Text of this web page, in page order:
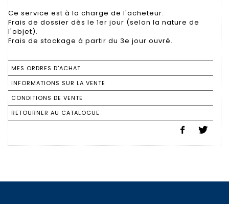
Ce service est à la charge de l'acheteur.
Frais de dossier dès le 1er jour (selon la nature de
l'objet).
Frais de stockage à partir du 3e jour ouvré.
MES ORDRES D'ACHAT
INFORMATIONS SUR LA VENTE
CONDITIONS DE VENTE
RETOURNER AU CATALOGUE